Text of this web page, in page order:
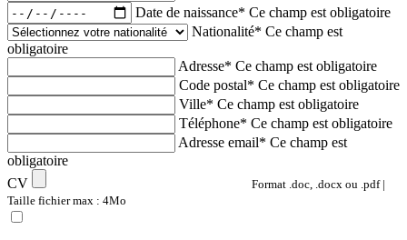
Date de naissance* Ce champ est obligatoire
Nationalité* Ce champ est
obligatoire
Adresse* Ce champ est obligatoire
Code postal* Ce champ est obligatoire
Ville* Ce champ est obligatoire
Téléphone* Ce champ est obligatoire
Adresse email* Ce champ est
obligatoire
CV
Format .doc, .docx ou .pdf |
Taille fichier max : 4Mo